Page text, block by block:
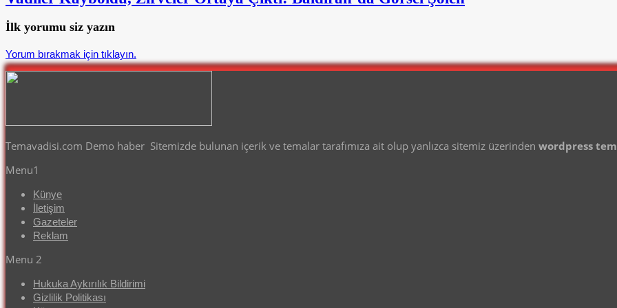
İlk yorumu siz yazın
Yorum bırakmak için tıklayın.
Temavadisi.com Demo haber Sitemizde bulunan içerik ve temalar tarafımıza ait olup yanlızca sitemiz üzerinden wordpress
Menu1
Künye
İletişim
Gazeteler
Reklam
Menu 2
Hukuka Aykırılık Bildirimi
Gizlilik Politikası